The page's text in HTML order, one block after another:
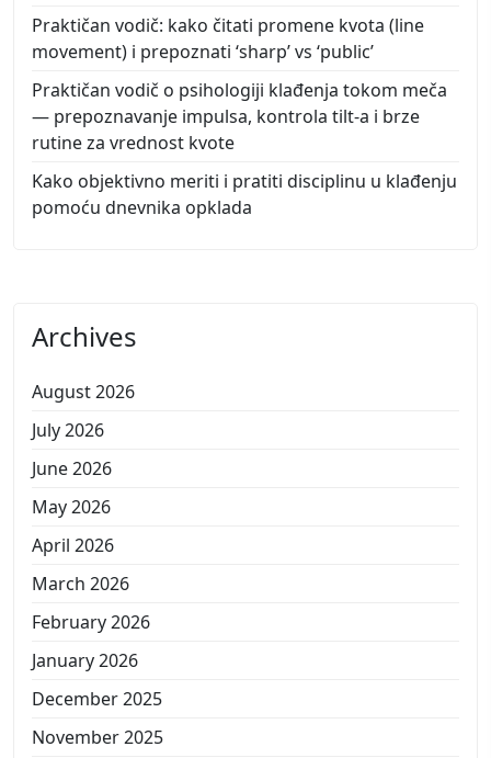
Praktičan vodič: kako čitati promene kvota (line
movement) i prepoznati ‘sharp’ vs ‘public’
Praktičan vodič o psihologiji klađenja tokom meča
— prepoznavanje impulsa, kontrola tilt-a i brze
rutine za vrednost kvote
Kako objektivno meriti i pratiti disciplinu u klađenju
pomoću dnevnika opklada
Archives
August 2026
July 2026
June 2026
May 2026
April 2026
March 2026
February 2026
January 2026
December 2025
November 2025